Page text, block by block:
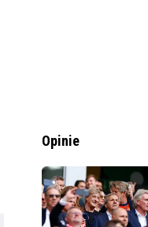
Opinie